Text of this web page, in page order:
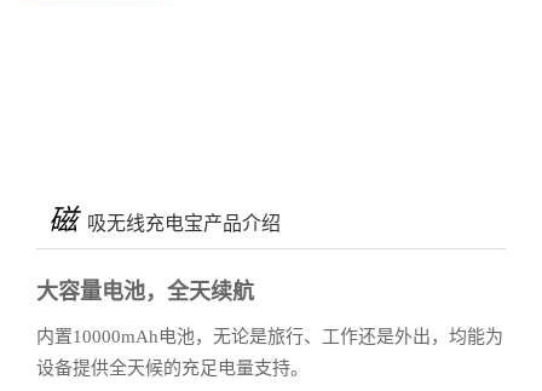
磁 吸无线充电宝产品介绍
大容量电池，全天续航
内置10000mAh电池，无论是旅行、工作还是外出，均能为
设备提供全天候的充足电量支持。